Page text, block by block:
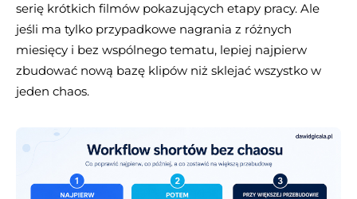
serię krótkich filmów pokazujących etapy pracy. Ale
jeśli ma tylko przypadkowe nagrania z różnych
miesięcy i bez wspólnego tematu, lepiej najpierw
zbudować nową bazę klipów niż sklejać wszystko w
jeden chaos.